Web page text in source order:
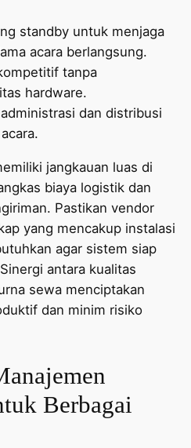
standby untuk menjaga
acara berlangsung.
tanpa
hardware.
dan distribusi
jangkauan luas di
biaya logistik dan
Pastikan vendor
yang mencakup instalasi
agar sistem siap
antara kualitas
sewa menciptakan
dan minim risiko
Berbagai